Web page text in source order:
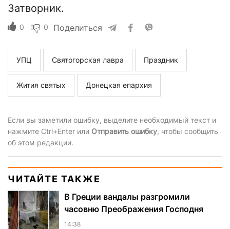
Затворник.
0 0 Поделиться
УПЦ Святогорская лавра Праздник
Жития святых Донецкая епархия
Если вы заметили ошибку, выделите необходимый текст и
нажмите Ctrl+Enter или Отправить ошибку, чтобы сообщить
об этом редакции.
ЧИТАЙТЕ ТАКЖЕ
В Греции вандалы разгромили
часовню Преображения Господня
14:38